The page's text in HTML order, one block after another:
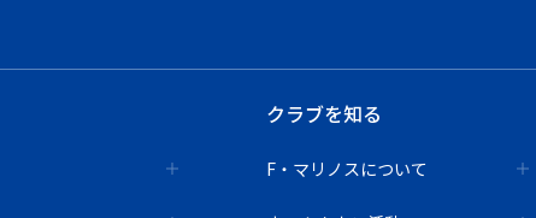
クラブを知る
F・マリノスについて